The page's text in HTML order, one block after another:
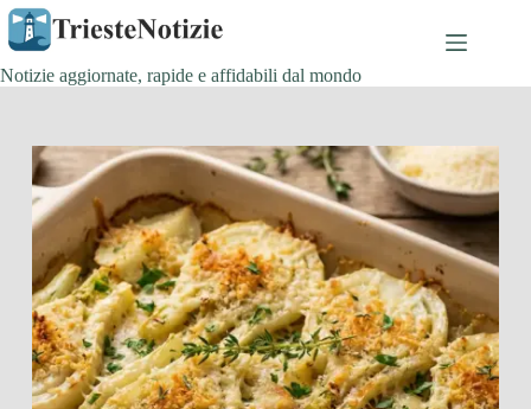
Salta
contenuto
Notizie aggiornate, rapide e affidabili dal mondo